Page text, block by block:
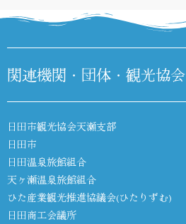
関連機関・団体・観光協会
日田市観光協会天瀬支部
日田市
日田温泉旅館組合
天ヶ瀬温泉旅館組合
ひた産業観光推進協議会(ひたりずむ)
日田商工会議所